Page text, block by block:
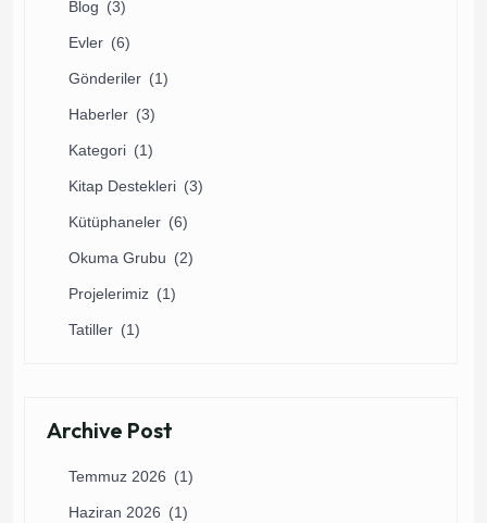
Blog (3)
Evler (6)
Gönderiler (1)
Haberler (3)
Kategori (1)
Kitap Destekleri (3)
Kütüphaneler (6)
Okuma Grubu (2)
Projelerimiz (1)
Tatiller (1)
Archive Post
Temmuz 2026 (1)
Haziran 2026 (1)